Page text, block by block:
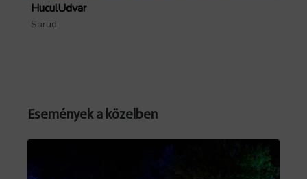
HuculUdvar
Sarud
Események a közelben